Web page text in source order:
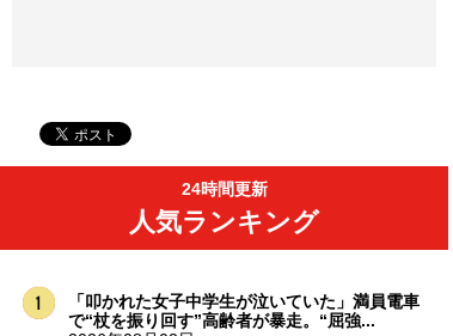
24時間更新
人気ランキング
「叩かれた女子中学生が泣いていた」満員電車
で“杖を振り回す”高齢者が暴走。“屈強...